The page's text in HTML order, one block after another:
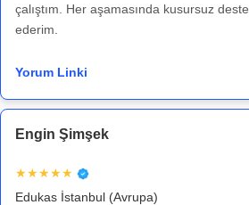
çalıştım. Her aşamasında kusursuz
ederim.
Yorum Linki
Engin Şimşek
★★★★★
Edukas İstanbul (Avrupa)